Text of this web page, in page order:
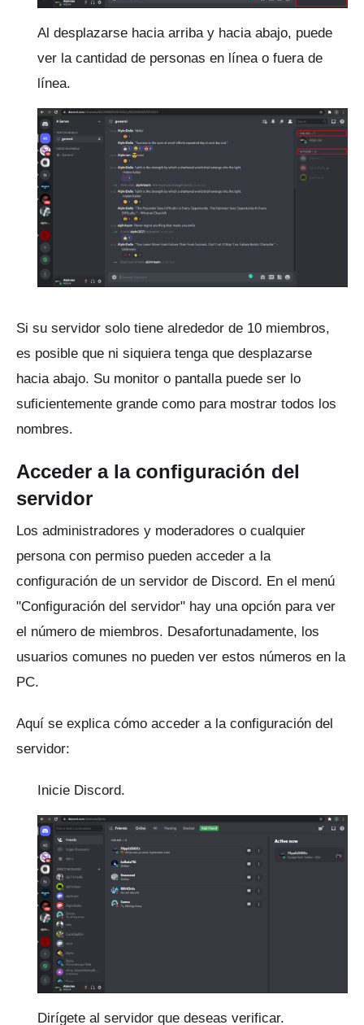
Al desplazarse hacia arriba y hacia abajo, puede
ver la cantidad de personas en línea o fuera de
línea.
Si su servidor solo tiene alrededor de 10 miembros,
es posible que ni siquiera tenga que desplazarse
hacia abajo. Su monitor o pantalla puede ser lo
suficientemente grande como para mostrar todos los
nombres.
Acceder a la configuración del
servidor
Los administradores y moderadores o cualquier
persona con permiso pueden acceder a la
configuración de un servidor de Discord. En el menú
"Configuración del servidor" hay una opción para ver
el número de miembros. Desafortunadamente, los
usuarios comunes no pueden ver estos números en la
PC.
Aquí se explica cómo acceder a la configuración del
servidor:
Inicie Discord.
Dirígete al servidor que deseas verificar.